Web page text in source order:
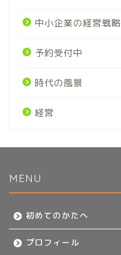
中小企業の経営戦略
予約受付中
時代の風景
経営
MENU
初めてのかたへ
プロフィール